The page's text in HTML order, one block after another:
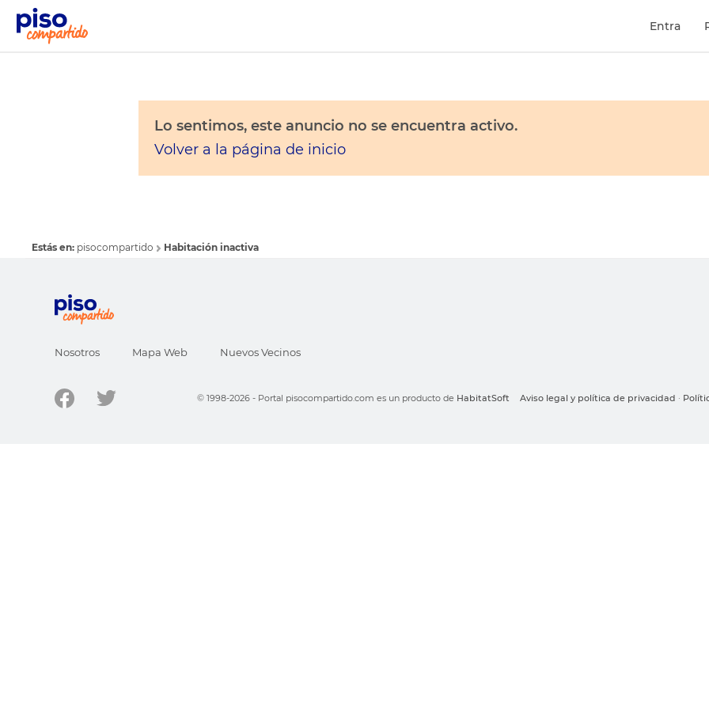
Entra
Lo sentimos, este anuncio no se encuentra activo.
Volver a la página de inicio
Estás en: pisocompartido Habitación inactiva
Nosotros Mapa Web Nuevos Vecinos
© 1998-2026 - Portal pisocompartido.com es un producto de HabitatSoft Aviso legal y política de privacidad ·